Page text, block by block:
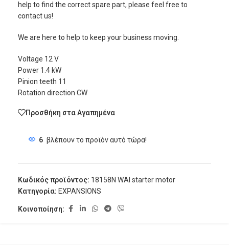
help to find the correct spare part, please feel free to
contact us!
We are here to help to keep your business moving.
Voltage 12 V
Power 1.4 kW
Pinion teeth 11
Rotation direction CW
Προσθήκη στα Αγαπημένα
6 βλέπουν το προϊόν αυτό τώρα!
Κωδικός προϊόντος: 18158N WAI starter motor
Κατηγορία: EXPANSIONS
Κοινοποίηση: